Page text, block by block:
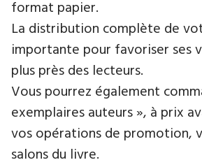
format papier.
La distribution complète de
importante pour favoriser ses
plus près des lecteurs.
Vous pourrez également
exemplaires auteurs », à prix
vos opérations de promotion,
salons du livre.